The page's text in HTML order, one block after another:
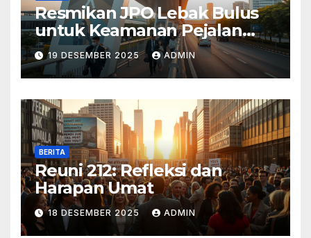
Resmikan JPO Lebak Bulus
untuk Keamanan Pejalan
Kaki
19 DESEMBER 2025 ADMIN
BERITA
Reuni 212: Refleksi dan
Harapan Umat
18 DESEMBER 2025 ADMIN